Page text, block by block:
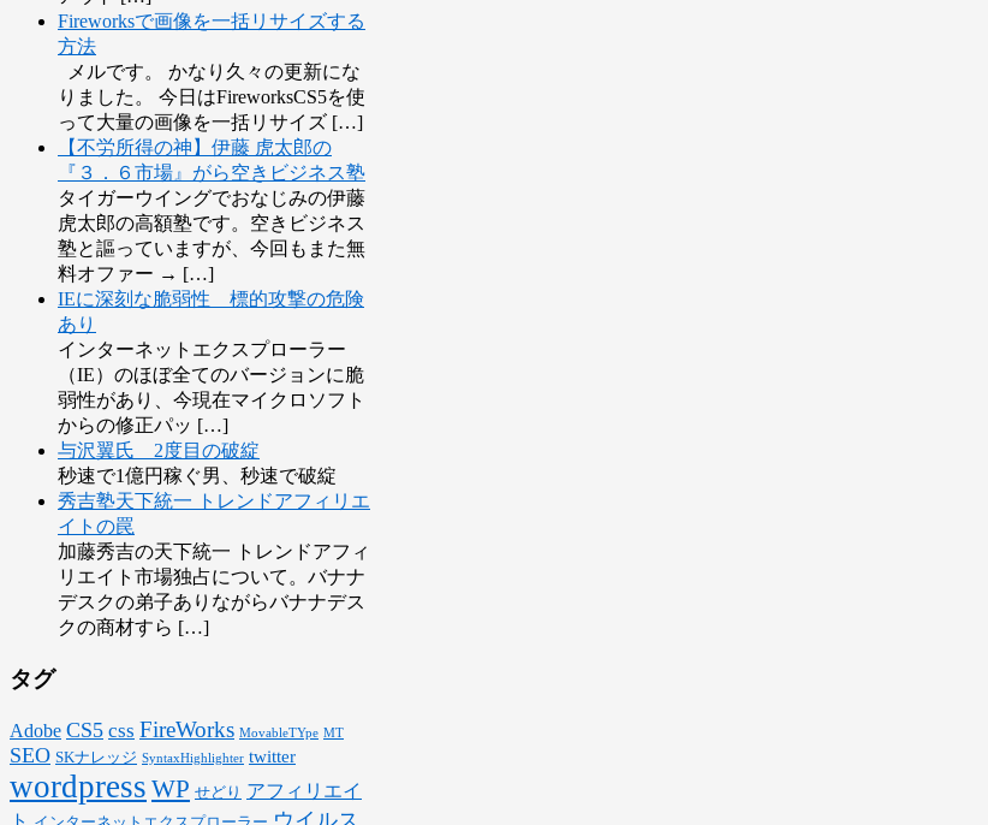
Fireworksで画像を一括リサイズする
方法
メルです。 かなり久々の更新にな
りました。 今日はFireworksCS5を使
って大量の画像を一括リサイズ […]
【不労所得の神】伊藤 虎太郎の
『３．６市場』がら空きビジネス塾
タイガーウイングでおなじみの伊藤
虎太郎の高額塾です。空きビジネス
塾と謳っていますが、今回もまた無
料オファー → […]
IEに深刻な脆弱性 標的攻撃の危険
あり
インターネットエクスプローラー
（IE）のほぼ全てのバージョンに脆
弱性があり、今現在マイクロソフト
からの修正パッ […]
与沢翼氏 2度目の破綻
秒速で1億円稼ぐ男、秒速で破綻
秀吉塾天下統一 トレンドアフィリエ
イトの罠
加藤秀吉の天下統一 トレンドアフィ
リエイト市場独占について。バナナ
デスクの弟子ありながらバナナデス
クの商材すら […]
タグ
Adobe CS5 css FireWorks MovableTYpe MT
SEO SKナレッジ SyntaxHighlighter twitter
wordpress WP せどり アフィリエイ